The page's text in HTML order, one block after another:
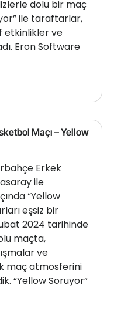
dolu bir maç
ile taraftarlar,
etkinlikler ve
Eron Software
Maçı – Yellow
Erkek
ile
“Yellow
eşsiz bir
2024 tarihinde
maçta,
ve
maç atmosferini
“Yellow Soruyor”